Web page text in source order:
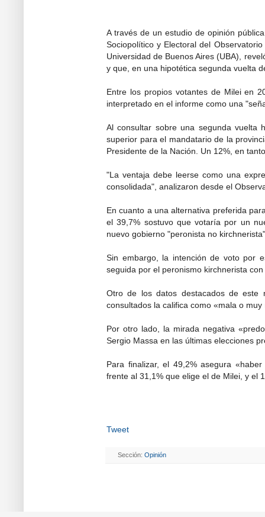
A través de un estudio de opinión
Sociopolítico y Electoral del
Universidad de Buenos Aires (UBA),
y que, en una hipotética segunda vuelta
Entre los propios votantes de Milei en
interpretado en el informe como una
Al consultar sobre una segunda vuelta
superior para el mandatario de la
Presidente de la Nación. Un 12%, en
"La ventaja debe leerse como una
consolidada", analizaron desde el
En cuanto a una alternativa preferida
el 39,7% sostuvo que votaría por un
nuevo gobierno "peronista no
Sin embargo, la intención de voto por
seguida por el peronismo kirchnerista
Otro de los datos destacados de
consultados la califica como «mala o
Por otro lado, la mirada negativa
Sergio Massa en las últimas elecciones
Para finalizar, el 49,2% asegura
frente al 31,1% que elige el de Milei, y el
Tweet
Sección: Opinión